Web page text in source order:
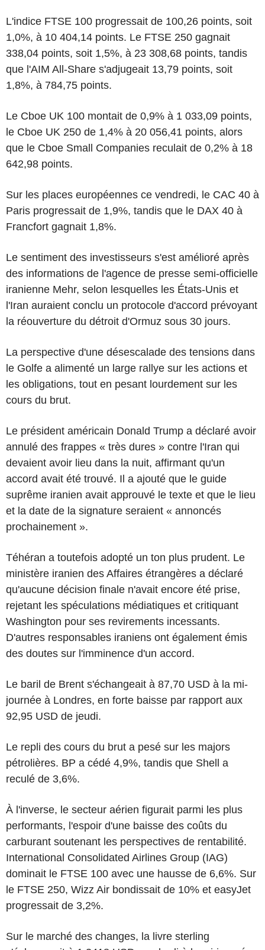
L'indice FTSE 100 progressait de 100,26 points, soit
1,0%, à 10 404,14 points. Le FTSE 250 gagnait
338,04 points, soit 1,5%, à 23 308,68 points, tandis
que l'AIM All-Share s'adjugeait 13,79 points, soit
1,8%, à 784,75 points.
Le Cboe UK 100 montait de 0,9% à 1 033,09 points,
le Cboe UK 250 de 1,4% à 20 056,41 points, alors
que le Cboe Small Companies reculait de 0,2% à 18
642,98 points.
Sur les places européennes ce vendredi, le CAC 40 à
Paris progressait de 1,9%, tandis que le DAX 40 à
Francfort gagnait 1,8%.
Le sentiment des investisseurs s'est amélioré après
des informations de l'agence de presse semi-officielle
iranienne Mehr, selon lesquelles les États-Unis et
l'Iran auraient conclu un protocole d'accord prévoyant
la réouverture du détroit d'Ormuz sous 30 jours.
La perspective d'une désescalade des tensions dans
le Golfe a alimenté un large rallye sur les actions et
les obligations, tout en pesant lourdement sur les
cours du brut.
Le président américain Donald Trump a déclaré avoir
annulé des frappes « très dures » contre l'Iran qui
devaient avoir lieu dans la nuit, affirmant qu'un
accord avait été trouvé. Il a ajouté que le guide
suprême iranien avait approuvé le texte et que le lieu
et la date de la signature seraient « annoncés
prochainement ».
Téhéran a toutefois adopté un ton plus prudent. Le
ministère iranien des Affaires étrangères a déclaré
qu'aucune décision finale n'avait encore été prise,
rejetant les spéculations médiatiques et critiquant
Washington pour ses revirements incessants.
D'autres responsables iraniens ont également émis
des doutes sur l'imminence d'un accord.
Le baril de Brent s'échangeait à 87,70 USD à la mi-
journée à Londres, en forte baisse par rapport aux
92,95 USD de jeudi.
Le repli des cours du brut a pesé sur les majors
pétrolières. BP a cédé 4,9%, tandis que Shell a
reculé de 3,6%.
À l'inverse, le secteur aérien figurait parmi les plus
performants, l'espoir d'une baisse des coûts du
carburant soutenant les perspectives de rentabilité.
International Consolidated Airlines Group (IAG)
dominait le FTSE 100 avec une hausse de 6,6%. Sur
le FTSE 250, Wizz Air bondissait de 10% et easyJet
progressait de 3,2%.
Sur le marché des changes, la livre sterling